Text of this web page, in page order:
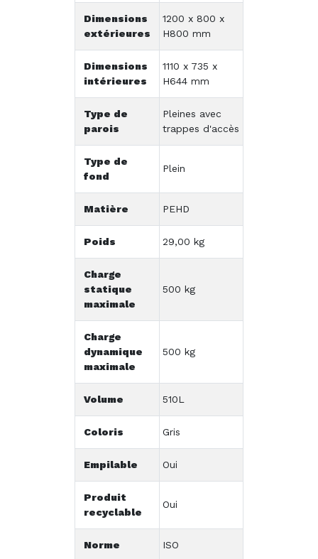
Dimensions
extérieures
1200 x 800 x
H800 mm
Dimensions
intérieures
1110 x 735 x
H644 mm
Type de
parois
Pleines avec
trappes d'accès
Type de
fond
Plein
Matière PEHD
Poids 29,00 kg
Charge
statique
maximale
500 kg
Charge
dynamique
maximale
500 kg
Volume 510L
Coloris Gris
Empilable Oui
Produit
recyclable
Oui
Norme ISO